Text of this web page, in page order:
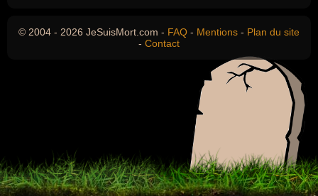
© 2004 - 2026 JeSuisMort.com - FAQ - Mentions - Plan du site
- Contact